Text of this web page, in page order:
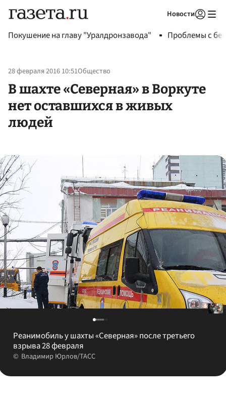
Новости
Покушение на главу "Уралдронзавода" Проблемы с
28 февраля 2016 10:51Общество
В шахте «Северная» в Воркуте
нет оставшихся в живых
людей
Реанимобиль у шахты «Северная» после третьего
взрыва 28 февраля
Владимир Юрлов/ТАСС